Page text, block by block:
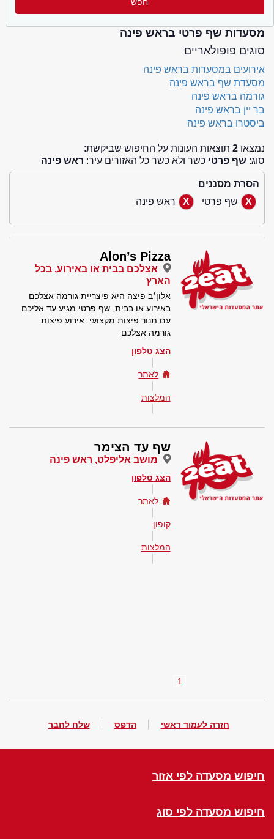
מסעדות שף פרטי בראש פינה
סוגים פופולאריים
אירועים במסעדות בראש פינה
מסעדת שף בראש פינה
גורמה בראש פינה
בר יין בראש פינה
ביסטרו בראש פינה
נמצאו 2 תוצאות העונות על החיפוש שביקשת:
סוג: שף פרטי כשר ולא כשר כל האזורים עיר: ראש פינה
הסרת מסננים
שף פרטי
ראש פינה
Alon’s Pizza
אצלכם בבית או באירוע, בכל
הארץ
אלון׳ב פיצה היא פיצריית גורמה אצלכם
באירוע או בבית, שף פרטי מגיע עד אליכם
עם תנור פיצות מקצועי. אירוע פיצות
גורמה אצלכם
הצג טלפון
לאתר
המלצות
שף עד הצימר
מושב אליפלט, ראש פינה
הצג טלפון
לאתר
קופון
המלצות
1
חזרה לעמוד ראשי הדפס שלח לחבר
חיפוש מסעדה לפי אזור
חיפוש מסעדה לפי סוג